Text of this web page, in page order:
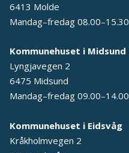
6413 Molde
Mandag–fredag 08.00–15.30
Kommunehuset i Midsund
Lyngjavegen 2
6475 Midsund
Mandag–fredag 09.00–14.00
Kommunehuset i Eidsvåg
Kråkholmvegen 2